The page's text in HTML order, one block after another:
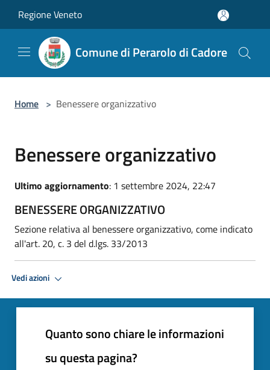
Regione Veneto
Comune di Perarolo di Cadore
Home > Benessere organizzativo
Benessere organizzativo
Ultimo aggiornamento: 1 settembre 2024, 22:47
BENESSERE ORGANIZZATIVO
Sezione relativa al benessere organizzativo, come indicato
all'art. 20, c. 3 del d.lgs. 33/2013
Vedi azioni
Quanto sono chiare le informazioni
su questa pagina?